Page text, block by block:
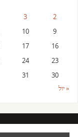
2
3
9
10
16
17
23
24
30
31
« יול